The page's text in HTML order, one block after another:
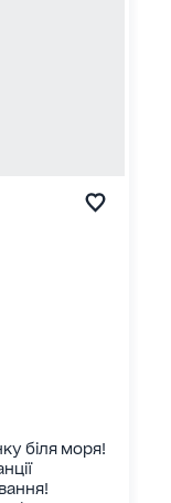
біля моря!